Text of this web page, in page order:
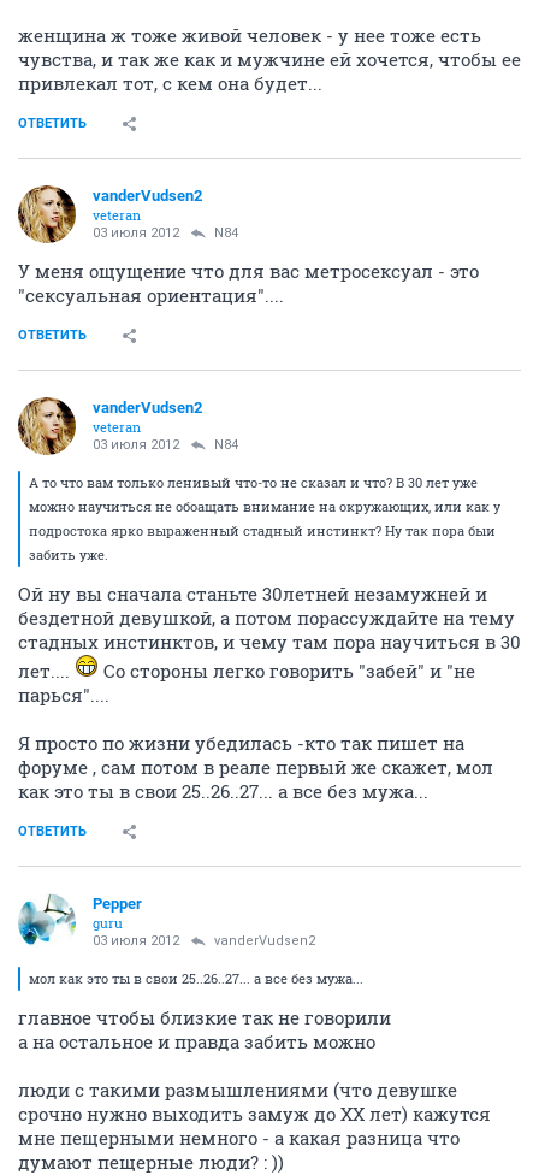
женщина ж тоже живой человек - у нее тоже есть
чувства, и так же как и мужчине ей хочется, чтобы ее
привлекал тот, с кем она будет...
ОТВЕТИТЬ
vanderVudsen2
veteran
03 июля 2012 N84
У меня ощущение что для вас метросексуал - это
"сексуальная ориентация"....
ОТВЕТИТЬ
vanderVudsen2
veteran
03 июля 2012 N84
А то что вам только ленивый что-то не сказал и что? В 30 лет уже
можно научиться не обоащать внимание на окружающих, или как у
подростока ярко выраженный стадный инстинкт? Ну так пора быи
забить уже.
Ой ну вы сначала станьте 30летней незамужней и
бездетной девушкой, а потом порассуждайте на тему
стадных инстинктов, и чему там пора научиться в 30
лет....
Со стороны легко говорить "забей" и "не
парься"....
Я просто по жизни убедилась -кто так пишет на
форуме , сам потом в реале первый же скажет, мол
как это ты в свои 25..26..27... а все без мужа...
ОТВЕТИТЬ
Pepper
guru
03 июля 2012 vanderVudsen2
мол как это ты в свои 25..26..27... а все без мужа...
главное чтобы близкие так не говорили
а на остальное и правда забить можно
люди с такими размышлениями (что девушке
срочно нужно выходить замуж до ХХ лет) кажутся
мне пещерными немного - а какая разница что
думают пещерные люди? : ))